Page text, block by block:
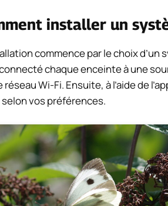
installer un
commence par le choix
chaque enceinte à une
réseau Wi-Fi. Ensuite, à l’aide de
vos préférences.